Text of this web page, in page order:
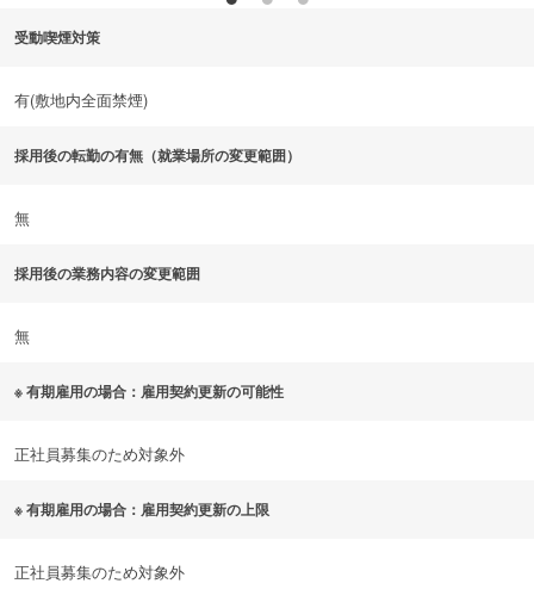
受動喫煙対策
有(敷地内全面禁煙)
採用後の転勤の有無（就業場所の変更範囲）
無
採用後の業務内容の変更範囲
無
※ 有期雇用の場合：雇用契約更新の可能性
正社員募集のため対象外
※ 有期雇用の場合：雇用契約更新の上限
正社員募集のため対象外